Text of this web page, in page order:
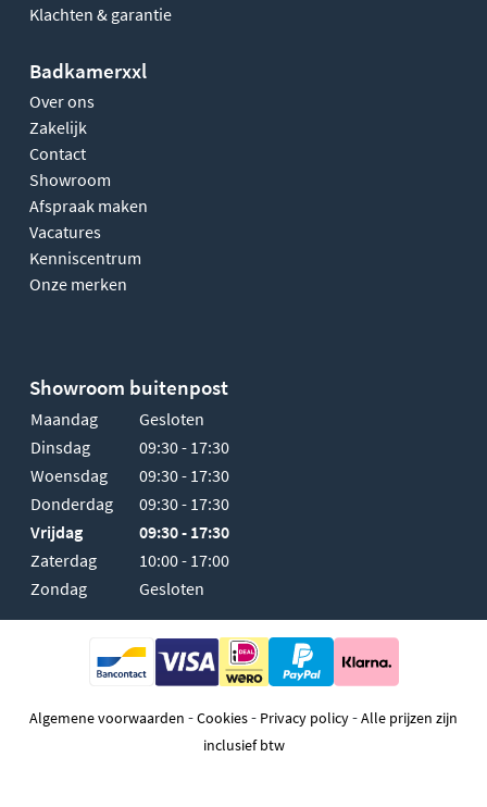
Klachten & garantie
Badkamerxxl
Over ons
Zakelijk
Contact
Showroom
Afspraak maken
Vacatures
Kenniscentrum
Onze merken
Showroom buitenpost
Maandag
Gesloten
Dinsdag
09:30 - 17:30
Woensdag
09:30 - 17:30
Donderdag
09:30 - 17:30
Vrijdag
09:30 - 17:30
Zaterdag
10:00 - 17:00
Zondag
Gesloten
Algemene voorwaarden -Cookies- Privacy policy-Alle prijzen zijn
inclusief btw